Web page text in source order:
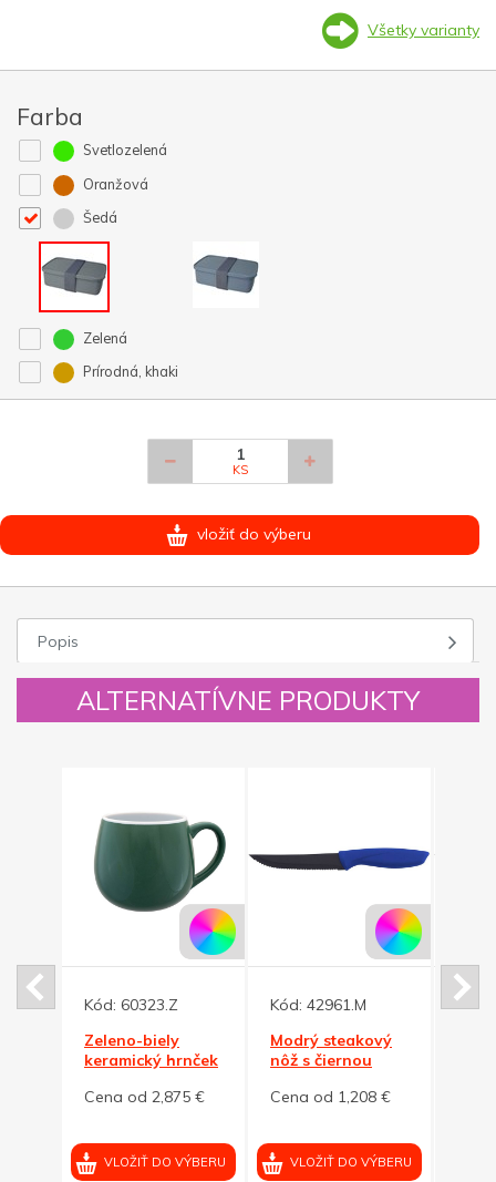
Všetky varianty
Farba
Svetlozelená
Oranžová
Šedá
Zelená
Prírodná, khaki
KS
vložiť do výberu
Popis
ALTERNATÍVNE PRODUKTY
Kód: 60323.Z
Zeleno-biely
keramický hrnček
Cena od 2,875 €
VLOŽIŤ DO VÝBERU
Kód: 42961.M
Modrý steakový
nôž s čiernou
Cena od 1,208 €
VLOŽIŤ DO VÝBERU
Kód: